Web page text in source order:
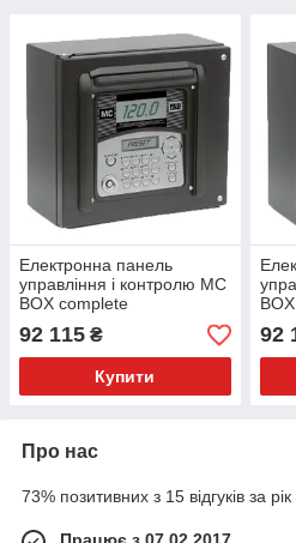
Електронна панель
управління і контролю MC
BOX complete
92 115 ₴
Купити
92
Про нас
73% позитивних з 15 відгуків за рік